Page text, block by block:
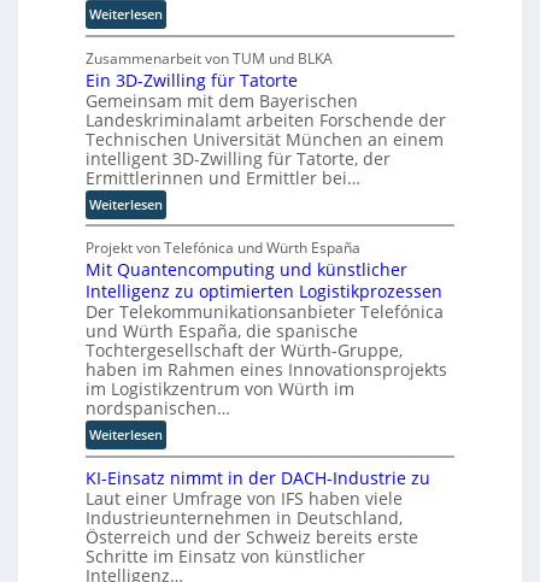
u
o
t
e
r
-
H
e
r
s
e
l
l
e
r
n
s
i
e
r
u
n
g
s
l
ö
u
n
g
e
n
Weiterlesen:
B
j
ö
r
n
T
w
i
e
h
a
u
s
w
i
r
d
n
e
u
r
W
a
g
o
Zusammenarbeit von TUM und BLKA
Ein 3D-Zwilling für Tatorte
Gemeinsam mit dem Bayerischen
Landeskriminalamt arbeiten Forschende der
Technischen Universität München an einem
intelligent 3D-Zwilling für Tatorte, der
Ermittlerinnen und Ermittler bei…
Weiterlesen:
E
i
n
3
D
-
Z
w
i
l
l
i
n
g
f
ü
r
Projekt von Telefónica und Würth España
Mit Quantencomputing und künstlicher
Intelligenz zu optimierten Logistikprozessen
Der Telekommunikationsanbieter Telefónica
und Würth España, die spanische
Tochtergesellschaft der Würth-Gruppe,
haben im Rahmen eines Innovationsprojekts
im Logistikzentrum von Würth im
nordspanischen…
Weiterlesen:
M
i
t
Q
u
a
KI-Einsatz nimmt in der DACH-Industrie zu
Laut einer Umfrage von IFS haben viele
Industrieunternehmen in Deutschland,
Österreich und der Schweiz bereits erste
Schritte im Einsatz von künstlicher
Intelligenz…